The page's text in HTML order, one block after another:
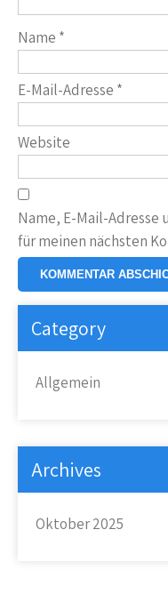
Name *
E-Mail-Adresse *
Website
Name, E-Mail-Adresse
für meinen nächsten
Category
Allgemein
Archives
Oktober 2025